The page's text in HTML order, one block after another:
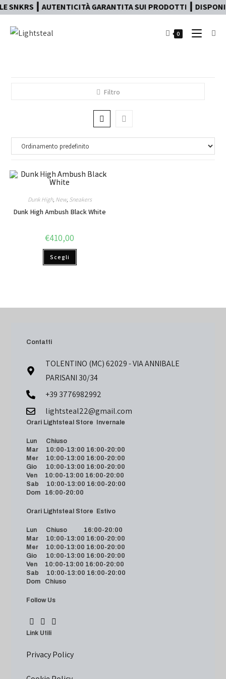
┃ AUTENTICITÀ GARANTITA SUI PRODOTTI ┃
0
Filtro
Dunk High, New, Sneakers
Dunk High Ambush Black White
€410,00
Scegli
Contatti
TOLENTINO (MC) 62029 - VIA ANNIBALE
PARISANI 30/34
+39 3776982992
lightsteal22@gmail.com
Orari Lightsteal Store Invernale
Lun Chiuso
Mar 10:00-13:00 16:00-20:00
Mer 10:00-13:00 16:00-20:00
Gio 10:00-13:00 16:00-20:00
Ven 10:00-13:00 16:00-20:00
Sab 10:00-13:00 16:00-20:00
Dom 16:00-20:00
Orari Lightsteal Store Estivo
Lun Chiuso 16:00-20:00
Mar 10:00-13:00 16:00-20:00
Mer 10:00-13:00 16:00-20:00
Gio 10:00-13:00 16:00-20:00
Ven 10:00-13:00 16:00-20:00
Sab 10:00-13:00 16:00-20:00
Dom Chiuso
Follow Us
Link Utili
Privacy Policy